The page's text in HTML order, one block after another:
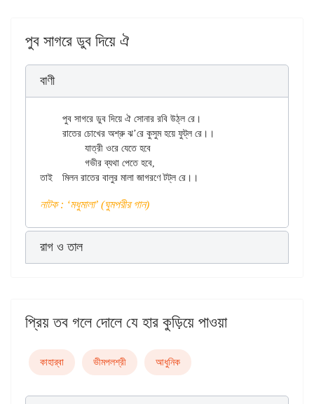
পুব সাগরে ডুব দিয়ে ঐ
বাণী
নাটক : ‘মধুমালা’ (ঘুমপরীর গান)
রাগ ও তাল
প্রিয় তব গলে দোলে যে হার কুড়িয়ে পাওয়া
কাহার্‌বা ভীমপলশ্রী আধুনিক